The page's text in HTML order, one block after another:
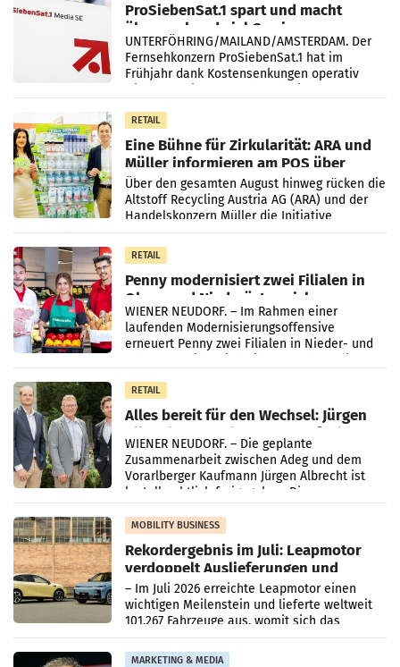
ProSiebenSat.1 spart und macht
überraschend viel Gewinn
UNTERFÖHRING/MAILAND/AMSTERDAM. Der
Fernsehkonzern ProSiebenSat.1 hat im
Frühjahr dank Kostensenkungen operativ
RETAIL
Eine Bühne für Zirkularität: ARA und
Müller informieren am POS über
Kreislauffähigkeit
Über den gesamten August hinweg rücken die
Altstoff Recycling Austria AG (ARA) und der
Handelskonzern Müller die Initiative
„Kreislauf-Helden“ in allen österreichischen
Müller-Filialen
RETAIL
Penny modernisiert zwei Filialen in
Ober- und Niederösterreich
WIENER NEUDORF. – Im Rahmen einer
laufenden Modernisierungsoffensive
erneuert Penny zwei Filialen in Nieder- und
RETAIL
Alles bereit für den Wechsel: Jürgen
Albrecht setzt ab 1.1.2027 auf Adeg
WIENER NEUDORF. – Die geplante
Zusammenarbeit zwischen Adeg und dem
Vorarlberger Kaufmann Jürgen Albrecht ist
kartellrechtlich freigegeben: Die
Bundeswettbewerbsbehörde und der
Bundeskartellanwalt
MOBILITY BUSINESS
Rekordergebnis im Juli: Leapmotor
verdoppelt Auslieferungen und
überschreitet die 100.000er-Marke
– Im Juli 2026 erreichte Leapmotor einen
wichtigen Meilenstein und lieferte weltweit
101.267 Fahrzeuge aus, womit sich das
Ergebnis gegenüber Juli 2025 mehr als
verdoppelte (+102
MARKETING & MEDIA